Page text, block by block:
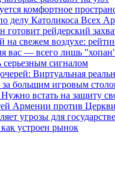
комфортное
делу Католикоса Всех
готовит рейдерский
на свежем воздухе:
вас — всего лишь
серьезным сигналом
Виртуальная
большим игровым
встать на защиту
Армении против
угрозы для
устроен рынок